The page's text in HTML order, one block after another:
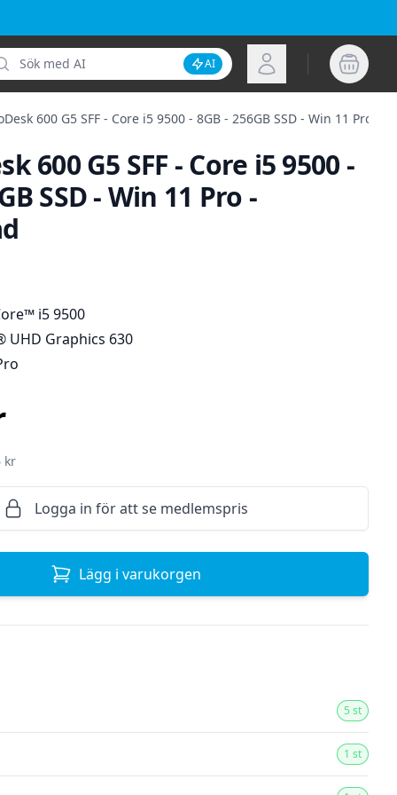
Inaktivera AI-sökning
AI Logga in
600 G5 SFF - Core i5 9500 - 8GB - 256GB SSD - Win 11 Pro -
600 G5 SFF - Core i5 9500 -
SSD - Win 11 Pro -
i5 9500
UHD Graphics 630
kr
Logga in för att se medlemspris
Lägg i varukorgen
5 st
1 st